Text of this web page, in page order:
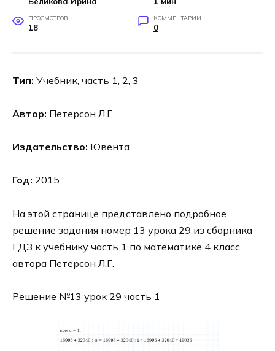
ПРОСМОТРОВ
18
КОММЕНТАРИИ
0
Тип: Учебник, часть 1, 2, 3
Автор: Петерсон Л.Г.
Издательство: Ювента
Год: 2015
На этой странице представлено подробное
решение задания номер 13 урока 29 из сборника
ГДЗ к учебнику часть 1 по математике 4 класс
автора Петерсон Л.Г.
Решение №13 урок 29 часть 1